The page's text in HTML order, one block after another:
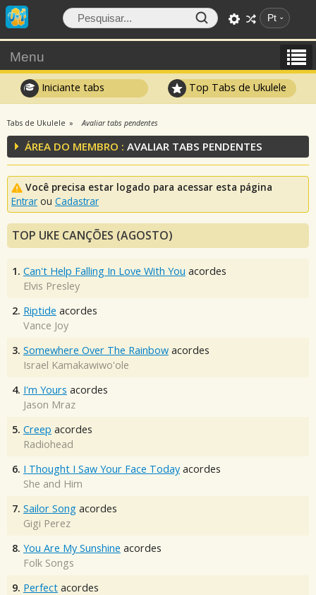
Pt
Menu
Iniciante tabs Top Tabs de Ukulele
Tabs de Ukulele Avaliar tabs pendentes
ÁREA DO MEMBRO : AVALIAR TABS PENDENTES
Você precisa estar logado para acessar esta página
Entrar ou Cadastrar
TOP UKE CANÇÕES (AGOSTO)
1. Can't Help Falling In Love With You acordes
Elvis Presley
2. Riptide acordes
Vance Joy
3. Somewhere Over The Rainbow acordes
Israel Kamakawiwo'ole
4. I'm Yours acordes
Jason Mraz
5. Creep acordes
Radiohead
6. I Thought I Saw Your Face Today acordes
She and Him
7. Sailor Song acordes
Gigi Perez
8. You Are My Sunshine acordes
Folk Songs
9. Perfect acordes